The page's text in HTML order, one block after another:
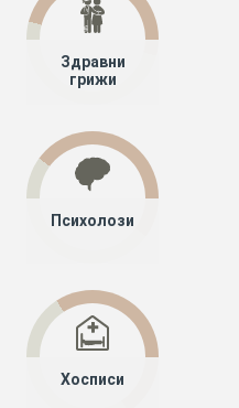
Здравни
грижи
Психолози
Хосписи